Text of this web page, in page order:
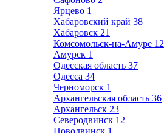
Ярцево 1
Хабаровский край 38
Хабаровск 21
Комсомольск-на-Амуре 12
Амурск 1
Одесская область 37
Одесса 34
Черноморск 1
Архангельская область 36
Архангельск 23
Северодвинск 12
Новодвинск 1